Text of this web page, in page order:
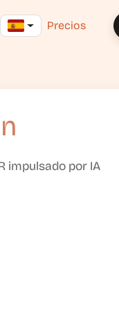
Precios
impulsado por IA